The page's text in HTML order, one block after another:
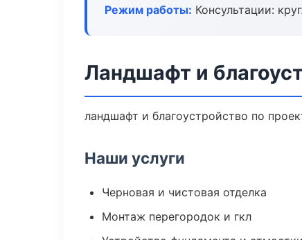
Режим работы: Консультации:
Ландшафт и
ландшафт и благоустройство по
Наши услуги
Черновая и чистовая отделка
Монтаж перегородок и гкл